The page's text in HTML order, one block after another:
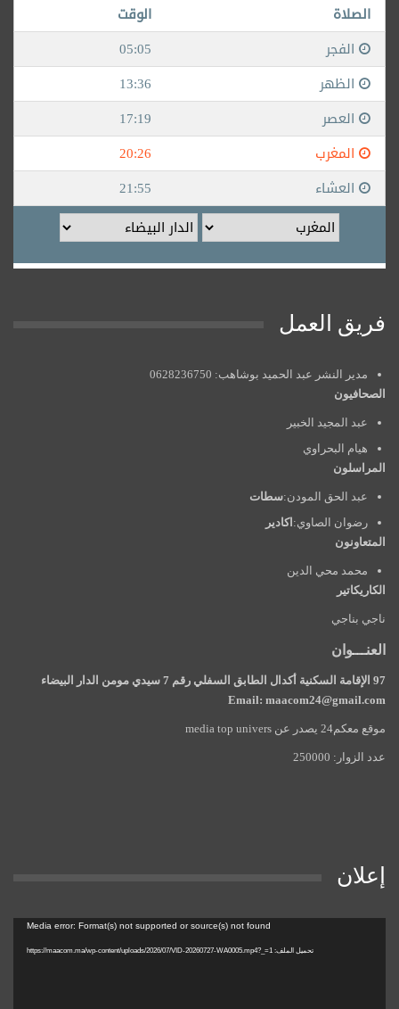
فريق العمل
مدير النشر عبد الحميد بوشاهب: 0628236750
الصحافيون
عبد المجيد الخبير
هيام البحراوي
المراسلون
عبد الحق المودن:سطات
رضوان الصاوي: اكادير
المتعاونون
محمد محي الدين
الكاريكاتير
ناجي بناجي
العنـــوان
97 الإقامة السكنية أكدال الطابق السفلي رقم 7 سيدي مومن الدار البيضاء
Email: maacom24@gmail.com
موقع معكم24 يصدر عن media top univers
عدد الزوار: 250000
إعلان
Media error: Format(s) not supported or source(s) not found
تحميل الملف: https://maacom.ma/wp-content/uploads/2026/07/VID-20260727-WA0005.mp4?_=1